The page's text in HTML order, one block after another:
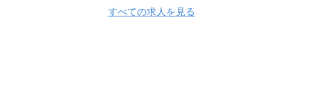
すべての求人を見る